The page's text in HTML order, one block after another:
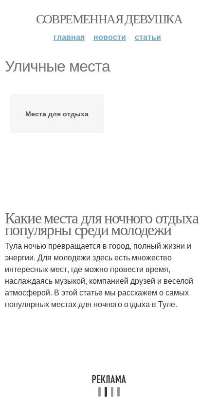
СОВРЕМЕННАЯ ДЕВУШКА
главная новости статьи
Уличные места
Места для отдыха
Какие места для ночного отдыха
популярны среди молодежи
Тула ночью превращается в город, полный жизни и
энергии. Для молодежи здесь есть множество
интересных мест, где можно провести время,
наслаждаясь музыкой, компанией друзей и веселой
атмосферой. В этой статье мы расскажем о самых
популярных местах для ночного отдыха в Туле.